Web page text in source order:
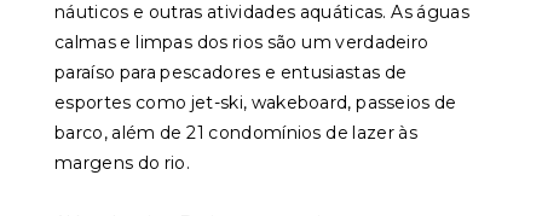
náuticos e outras atividades aquáticas. As águas
calmas e limpas dos rios são um verdadeiro
paraíso para pescadores e entusiastas de
esportes como jet-ski, wakeboard, passeios de
barco, além de 21 condomínios de lazer às
margens do rio.